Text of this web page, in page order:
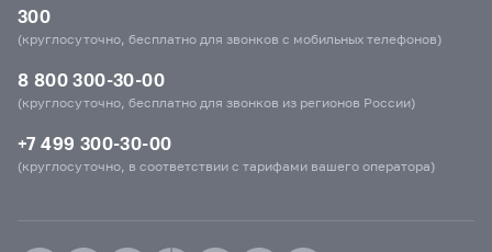
300
(круглосуточно, бесплатно для звонков с мобильных телефонов)
8 800 300-30-00
(круглосуточно, бесплатно для звонков из регионов России)
+7 499 300-30-00
(круглосуточно, в соответствии с тарифами вашего оператора)